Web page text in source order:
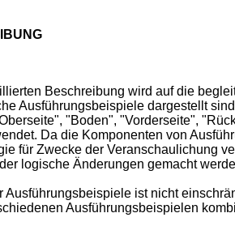
Beschreibung wird auf die
Ausführungsbeispiele dargestellt
"Boden", "Vorderseite",
Da die Komponenten von
für Zwecke der Veranschaulichung
logische Änderungen gemacht
Ausführungsbeispiele ist nicht
Ausführungsbeispielen